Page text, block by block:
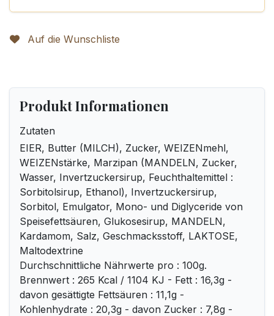
Auf die Wunschliste
Produkt Informationen
Zutaten
EIER, Butter (MILCH), Zucker, WEIZENmehl,
WEIZENstärke, Marzipan (MANDELN, Zucker,
Wasser, Invertzuckersirup, Feuchthaltemittel :
Sorbitolsirup, Ethanol), Invertzuckersirup,
Sorbitol, Emulgator, Mono- und Diglyceride von
Speisefettsäuren, Glukosesirup, MANDELN,
Kardamom, Salz, Geschmacksstoff, LAKTOSE,
Maltodextrine
Durchschnittliche Nährwerte pro : 100g.
Brennwert : 265 Kcal / 1104 KJ - Fett : 16,3g -
davon gesättigte Fettsäuren : 11,1g -
Kohlenhydrate : 20,3g - davon Zucker : 7,8g -